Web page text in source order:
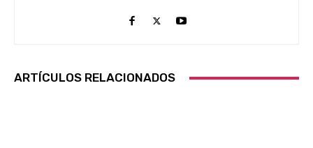
ARTÍCULOS RELACIONADOS